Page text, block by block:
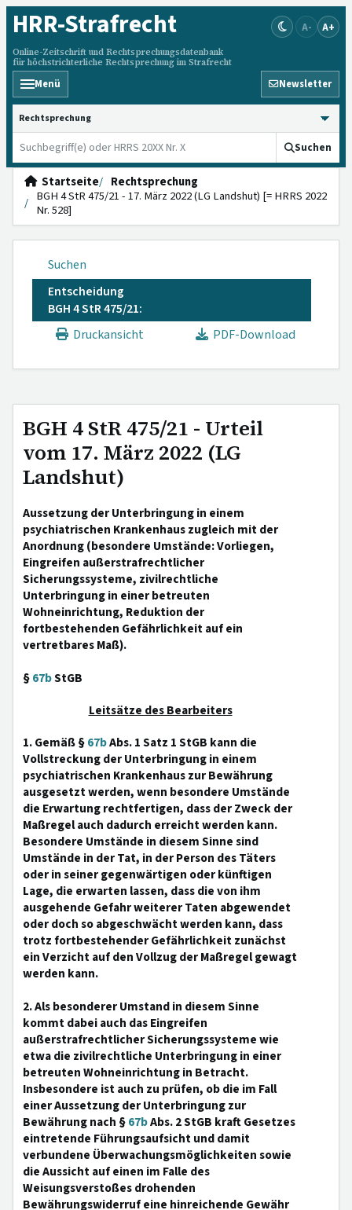
HRR-Strafrecht
Online-Zeitschrift und Rechtsprechungsdatenbank
für höchstrichterliche Rechtsprechung im Strafrecht
A- A+
Menü Newsletter
HRRS durchsuchen
Suchen
Startseite
Rechtsprechung
BGH 4 StR 475/21 - 17. März 2022 (LG Landshut) [= HRRS 2022
Nr. 528]
Suchen
Entscheidung
BGH 4 StR 475/21:
Druckansicht
PDF-Download
BGH 4 StR 475/21 - Urteil
vom 17. März 2022 (LG
Landshut)
Aussetzung der Unterbringung in einem
psychiatrischen Krankenhaus zugleich mit der
Anordnung (besondere Umstände: Vorliegen,
Eingreifen außerstrafrechtlicher
Sicherungssysteme, zivilrechtliche
Unterbringung in einer betreuten
Wohneinrichtung, Reduktion der
fortbestehenden Gefährlichkeit auf ein
vertretbares Maß).
§67bStGB
Leitsätze des Bearbeiters
1. Gemäß §67bAbs. 1 Satz 1 StGB kann die
Vollstreckung der Unterbringung in einem
psychiatrischen Krankenhaus zur Bewährung
ausgesetzt werden, wenn besondere Umstände
die Erwartung rechtfertigen, dass der Zweck der
Maßregel auch dadurch erreicht werden kann.
Besondere Umstände in diesem Sinne sind
Umstände in der Tat, in der Person des Täters
oder in seiner gegenwärtigen oder künftigen
Lage, die erwarten lassen, dass die von ihm
ausgehende Gefahr weiterer Taten abgewendet
oder doch so abgeschwächt werden kann, dass
trotz fortbestehender Gefährlichkeit zunächst
ein Verzicht auf den Vollzug der Maßregel gewagt
werden kann.
2. Als besonderer Umstand in diesem Sinne
kommt dabei auch das Eingreifen
außerstrafrechtlicher Sicherungssysteme wie
etwa die zivilrechtliche Unterbringung in einer
betreuten Wohneinrichtung in Betracht.
Insbesondere ist auch zu prüfen, ob die im Fall
einer Aussetzung der Unterbringung zur
Bewährung nach §67bAbs. 2 StGB kraft Gesetzes
eintretende Führungsaufsicht und damit
verbundene Überwachungsmöglichkeiten sowie
die Aussicht auf einen im Falle des
Weisungsverstoßes drohenden
Bewährungswiderruf eine hinreichende Gewähr